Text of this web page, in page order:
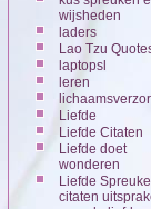
wijsheden
laders
Lao Tzu
laptopsl
leren
Liefde
Liefde Citaten
Liefde doet
wonderen
Liefde
citaten